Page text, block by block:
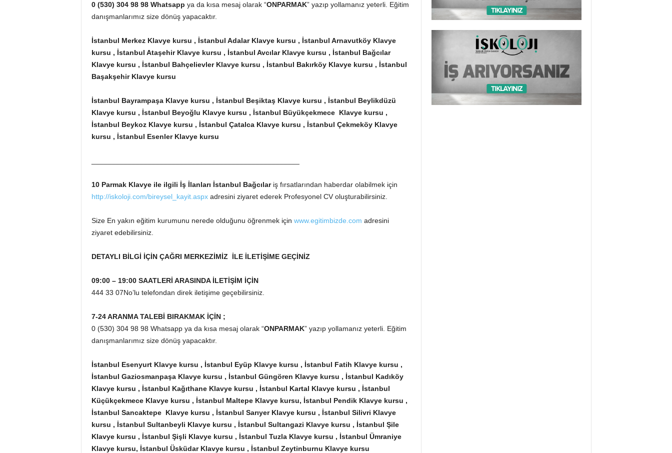
0 (530) 304 98 98 Whatsapp ya da kısa mesaj olarak “ONPARMAK” yazıp yollamanız yeterli. Eğitim
danışmanlarımız size dönüş yapacaktır.
İstanbul Merkez Klavye kursu , İstanbul Adalar Klavye kursu , İstanbul Arnavutköy Klavye
kursu , İstanbul Ataşehir Klavye kursu , İstanbul Avcılar Klavye kursu , İstanbul Bağcılar
Klavye kursu , İstanbul Bahçelievler Klavye kursu , İstanbul Bakırköy Klavye kursu , İstanbul
Başakşehir Klavye kursu
İstanbul Bayrampaşa Klavye kursu , İstanbul Beşiktaş Klavye kursu , İstanbul Beylikdüzü
Klavye kursu , İstanbul Beyoğlu Klavye kursu , İstanbul Büyükçekmece Klavye kursu ,
İstanbul Beykoz Klavye kursu , İstanbul Çatalca Klavye kursu , İstanbul Çekmeköy Klavye
kursu , İstanbul Esenler Klavye kursu
10 Parmak Klavye ile ilgili İş İlanları İstanbul Bağcılar iş fırsatlarından haberdar olabilmek için
http://iskoloji.com/bireysel_kayit.aspxadresini ziyaret ederek Profesyonel CV oluşturabilirsiniz.
Size En yakın eğitim kurumunu nerede olduğunu öğrenmek için www.egitimbizde.com adresini
ziyaret edebilirsiniz.
DETAYLI BİLGİ İÇİN ÇAĞRI MERKEZİMİZ İLE İLETİŞİME GEÇİNİZ
09:00 – 19:00 SAATLERİ ARASINDA İLETİŞİM İÇİN
444 33 07No’lu telefondan direk iletişime geçebilirsiniz.
7-24 ARANMA TALEBİ BIRAKMAK İÇİN ;
0 (530) 304 98 98 Whatsapp ya da kısa mesaj olarak “ONPARMAK” yazıp yollamanız yeterli. Eğitim
danışmanlarımız size dönüş yapacaktır.
İstanbul Esenyurt Klavye kursu , İstanbul Eyüp Klavye kursu , İstanbul Fatih Klavye kursu ,
İstanbul Gaziosmanpaşa Klavye kursu , İstanbul Güngören Klavye kursu , İstanbul Kadıköy
Klavye kursu , İstanbul Kağıthane Klavye kursu , İstanbul Kartal Klavye kursu , İstanbul
Küçükçekmece Klavye kursu , İstanbul Maltepe Klavye kursu, İstanbul Pendik Klavye kursu ,
İstanbul Sancaktepe Klavye kursu , İstanbul Sarıyer Klavye kursu , İstanbul Silivri Klavye
kursu , İstanbul Sultanbeyli Klavye kursu , İstanbul Sultangazi Klavye kursu , İstanbul Şile
Klavye kursu , İstanbul Şişli Klavye kursu , İstanbul Tuzla Klavye kursu , İstanbul Ümraniye
Klavye kursu, İstanbul Üsküdar Klavye kursu , İstanbul Zeytinburnu Klavye kursu